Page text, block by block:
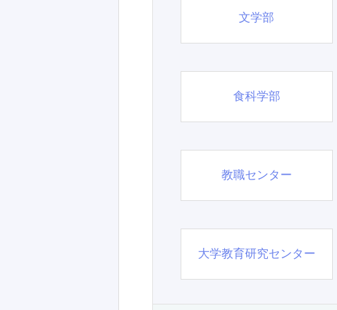
文学部
食科学部
教職センター
大学教育研究センター